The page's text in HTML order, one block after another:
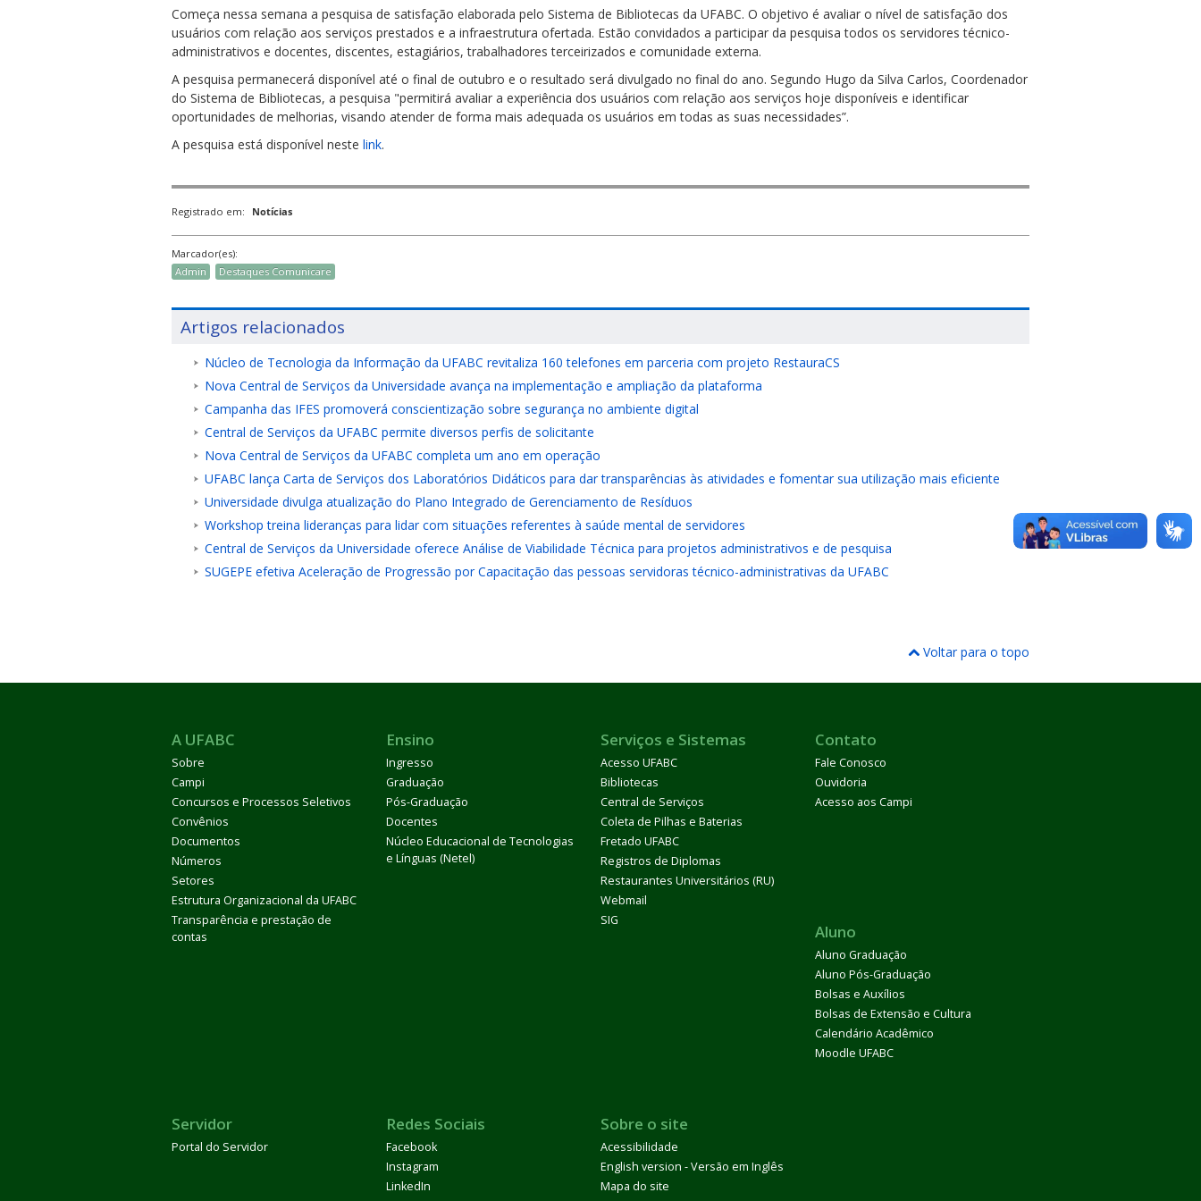
Começa nessa semana a pesquisa de satisfação elaborada pelo Sistema de Bibliotecas da UFABC. O objetivo é avaliar o nível de satisfação dos
usuários com relação aos serviços prestados e a infraestrutura ofertada. Estão convidados a participar da pesquisa todos os servidores técnico-
administrativos e docentes, discentes, estagiários, trabalhadores terceirizados e comunidade externa.
A pesquisa permanecerá disponível até o final de outubro e o resultado será divulgado no final do ano. Segundo Hugo da Silva Carlos, Coordenador
do Sistema de Bibliotecas, a pesquisa "permitirá avaliar a experiência dos usuários com relação aos serviços hoje disponíveis e identificar
oportunidades de melhorias, visando atender de forma mais adequada os usuários em todas as suas necessidades”.
A pesquisa está disponível neste link.
Registrado em: Notícias
Marcador(es):
Admin
Destaques Comunicare
Artigos relacionados
Núcleo de Tecnologia da Informação da UFABC revitaliza 160 telefones em parceria com projeto RestauraCS
Nova Central de Serviços da Universidade avança na implementação e ampliação da plataforma
Campanha das IFES promoverá conscientização sobre segurança no ambiente digital
Central de Serviços da UFABC permite diversos perfis de solicitante
Nova Central de Serviços da UFABC completa um ano em operação
UFABC lança Carta de Serviços dos Laboratórios Didáticos para dar transparências às atividades e fomentar sua utilização mais eficiente
Universidade divulga atualização do Plano Integrado de Gerenciamento de Resíduos
Workshop treina lideranças para lidar com situações referentes à saúde mental de servidores
Central de Serviços da Universidade oferece Análise de Viabilidade Técnica para projetos administrativos e de pesquisa
SUGEPE efetiva Aceleração de Progressão por Capacitação das pessoas servidoras técnico-administrativas da UFABC
Voltar para o topo
A UFABC
Sobre
Campi
Concursos e Processos Seletivos
Convênios
Documentos
Números
Setores
Estrutura Organizacional da UFABC
Transparência e prestação de
contas
Ensino
Ingresso
Graduação
Pós-Graduação
Docentes
Núcleo Educacional de Tecnologias
e Línguas (Netel)
Serviços e Sistemas
Acesso UFABC
Bibliotecas
Central de Serviços
Coleta de Pilhas e Baterias
Fretado UFABC
Registros de Diplomas
Restaurantes Universitários (RU)
Webmail
SIG
Contato
Fale Conosco
Ouvidoria
Acesso aos Campi
Aluno
Aluno Graduação
Aluno Pós-Graduação
Bolsas e Auxílios
Bolsas de Extensão e Cultura
Calendário Acadêmico
Moodle UFABC
Servidor
Portal do Servidor
Redes Sociais
Facebook
Instagram
LinkedIn
Sobre o site
Acessibilidade
English version - Versão em Inglês
Mapa do site